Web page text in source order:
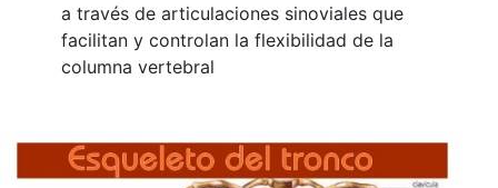
a través de articulaciones sinoviales que
facilitan y controlan la flexibilidad de la
columna vertebral